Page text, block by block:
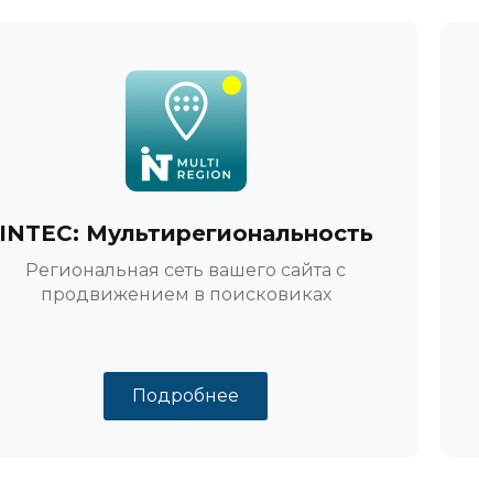
INTEC: Мульти­региональность
Региональная сеть вашего сайта с
продвижением в поисковиках
Подробнее